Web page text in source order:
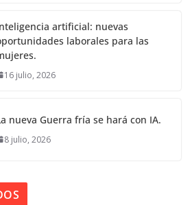
artificial: nuevas
laborales para las
16 julio, 2026
nueva Guerra fría se hará con IA.
8 julio, 2026